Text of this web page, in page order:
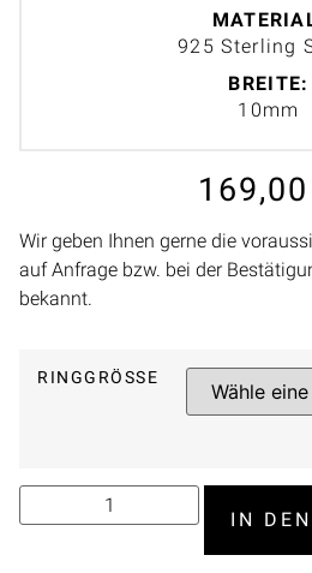
925 Sterling
BREITE:
10mm
169,00
Wir geben Ihnen gerne die
auf Anfrage bzw. bei der
bekannt.
RINGGRÖSSE
IN